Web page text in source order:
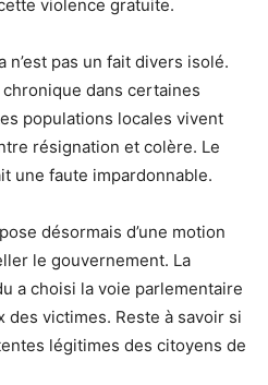
violence gratuite.
n’est pas un fait divers isolé.
dans certaines
populations locales vivent
résignation et colère. Le
une faute impardonnable.
désormais d’une motion
le gouvernement. La
a choisi la voie parlementaire
victimes. Reste à savoir si
légitimes des citoyens de